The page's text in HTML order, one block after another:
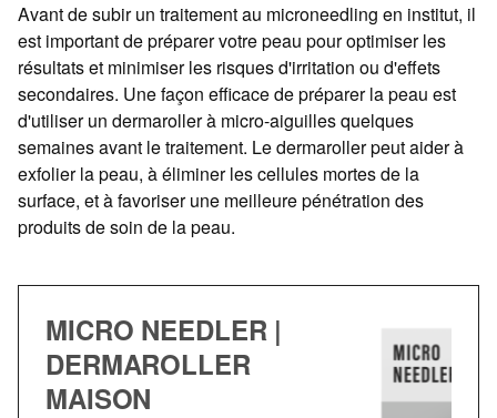
Avant de subir un traitement au microneedling en institut, il
est important de préparer votre peau pour optimiser les
résultats et minimiser les risques d'irritation ou d'effets
secondaires. Une façon efficace de préparer la peau est
d'utiliser un dermaroller à micro-aiguilles quelques
semaines avant le traitement. Le dermaroller peut aider à
exfolier la peau, à éliminer les cellules mortes de la
surface, et à favoriser une meilleure pénétration des
produits de soin de la peau.
MICRO NEEDLER |
DERMAROLLER
MAISON